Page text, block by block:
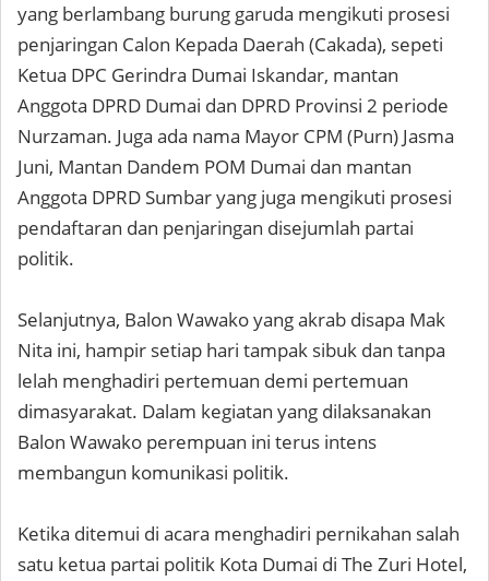
yang berlambang burung garuda mengikuti prosesi
penjaringan Calon Kepada Daerah (Cakada), sepeti
Ketua DPC Gerindra Dumai Iskandar, mantan
Anggota DPRD Dumai dan DPRD Provinsi 2 periode
Nurzaman. Juga ada nama Mayor CPM (Purn) Jasma
Juni, Mantan Dandem POM Dumai dan mantan
Anggota DPRD Sumbar yang juga mengikuti prosesi
pendaftaran dan penjaringan disejumlah partai
politik.
Selanjutnya, Balon Wawako yang akrab disapa Mak
Nita ini, hampir setiap hari tampak sibuk dan tanpa
lelah menghadiri pertemuan demi pertemuan
dimasyarakat. Dalam kegiatan yang dilaksanakan
Balon Wawako perempuan ini terus intens
membangun komunikasi politik.
Ketika ditemui di acara menghadiri pernikahan salah
satu ketua partai politik Kota Dumai di The Zuri Hotel,